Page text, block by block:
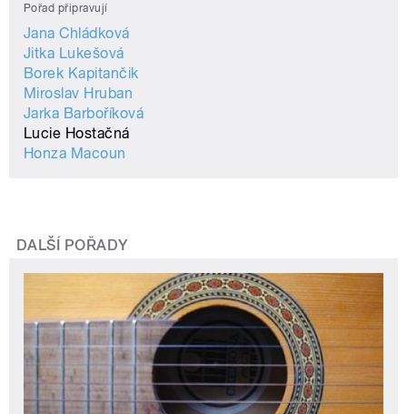
Pořad připravují
Jana Chládková
Jitka Lukešová
Borek Kapitančik
Miroslav Hruban
Jarka Barboříková
Lucie Hostačná
Honza Macoun
DALŠÍ POŘADY